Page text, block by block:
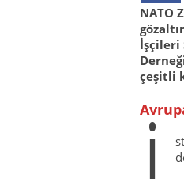
NATO
İşçileri
çeşitli